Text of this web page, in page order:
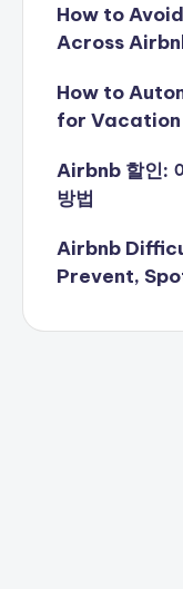
How to
Across
How to
for Vacation
Airbnb 할인:
방법
Airbnb
Prevent,